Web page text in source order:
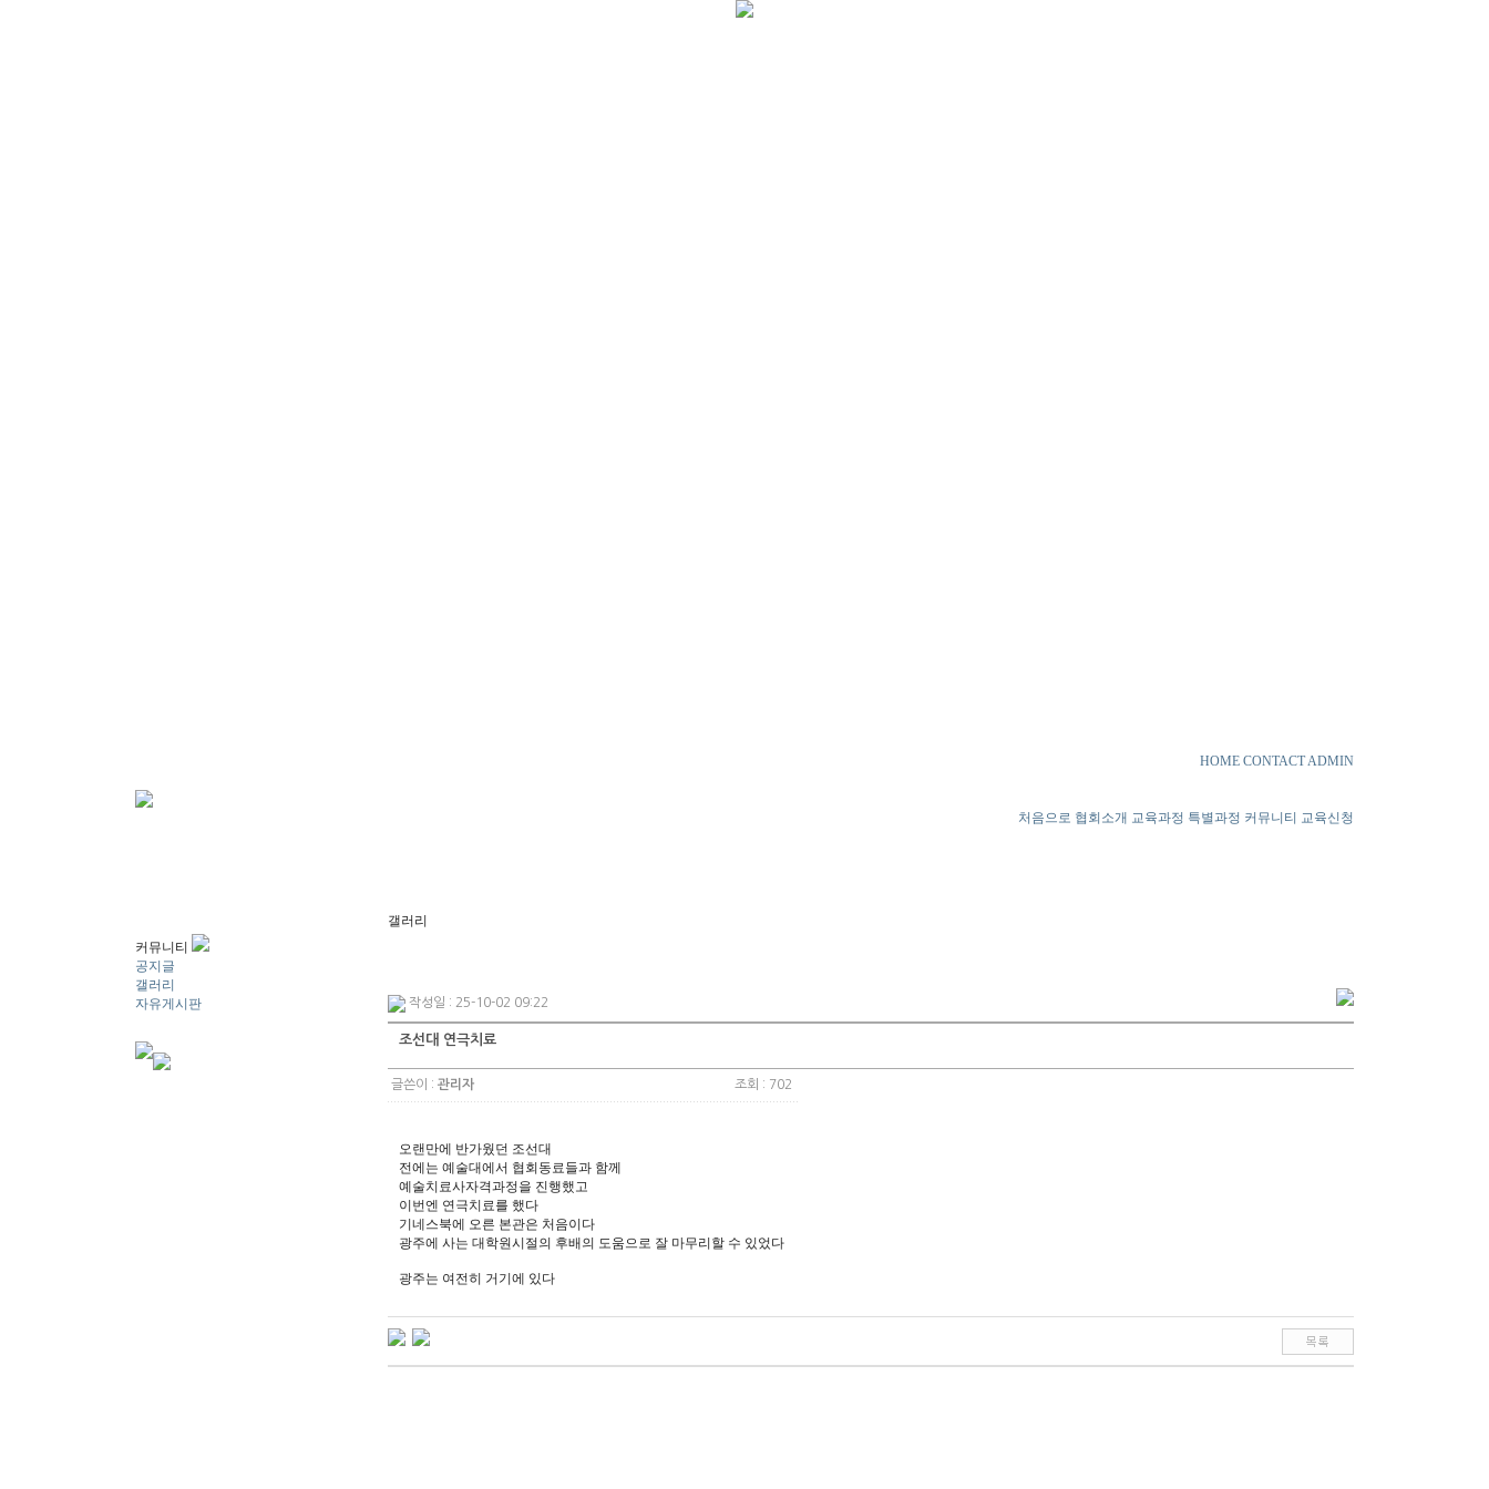
HOME CONTACTADMIN
처음으로 협회소개 교육과정 특별과정 커뮤니티 교육신청
커뮤니티
공지글
갤러리
자유게시판
갤러리
작성일 : 25-10-02 09:22
조선대 연극치료
글쓴이 : 관리자 조회 : 702
오랜만에 반가웠던 조선대
전에는 예술대에서 협회동료들과 함께
예술치료사자격과정을 진행했고
이번엔 연극치료를 했다
기네스북에 오른 본관은 처음이다
광주에 사는 대학원시절의 후배의 도움으로 잘 마무리할 수 있었다
광주는 여전히 거기에 있다